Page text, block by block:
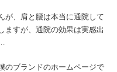
が、肩と腰は本当に通院して
ますが、通院の効果は実感出
のブランドのホームページで